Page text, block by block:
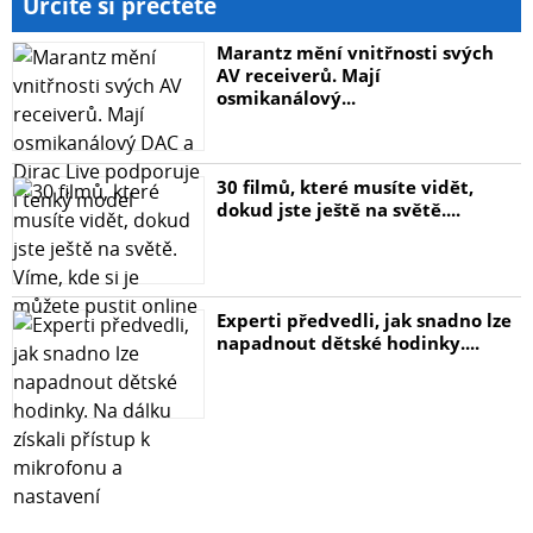
Chytrý společník pro ovládání malých spotřebičů
Mini chytrá Wi-Fi zásuvka
Hlasové ovládání
Vzdálené ovládání
Časovač automatického vypnutí
Nastavení rozvrhů
Marantz mění vnitřnosti svých
AV receiverů. Mají
osmikanálový...
30 filmů, které musíte vidět,
dokud jste ještě na světě....
Experti předvedli, jak snadno lze
napadnout dětské hodinky....